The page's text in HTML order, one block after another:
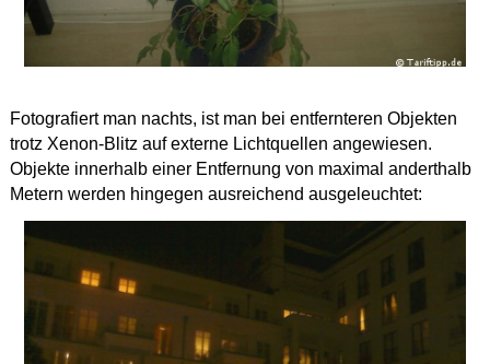
Fotografiert man nachts, ist man bei entfernteren Objekten
trotz Xenon-Blitz auf externe Lichtquellen angewiesen.
Objekte innerhalb einer Entfernung von maximal anderthalb
Metern werden hingegen ausreichend ausgeleuchtet: